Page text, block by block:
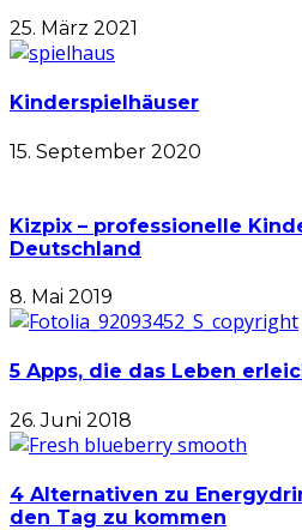
25. März 2021
Kinderspielhäuser
15. September 2020
Kizpix – professionelle
Deutschland
8. Mai 2019
5 Apps, die das Leben
26. Juni 2018
4 Alternativen zu
den Tag zu kommen